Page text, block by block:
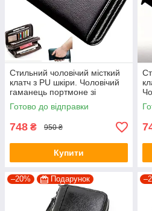
Стильний чоловічий місткий
клатч з PU шкіри. Чоловічий
гаманець портмоне зі
штучної шкіри Чорний
Готово до відправки
748 ₴ 950 ₴
Купити
–20% Подарунок